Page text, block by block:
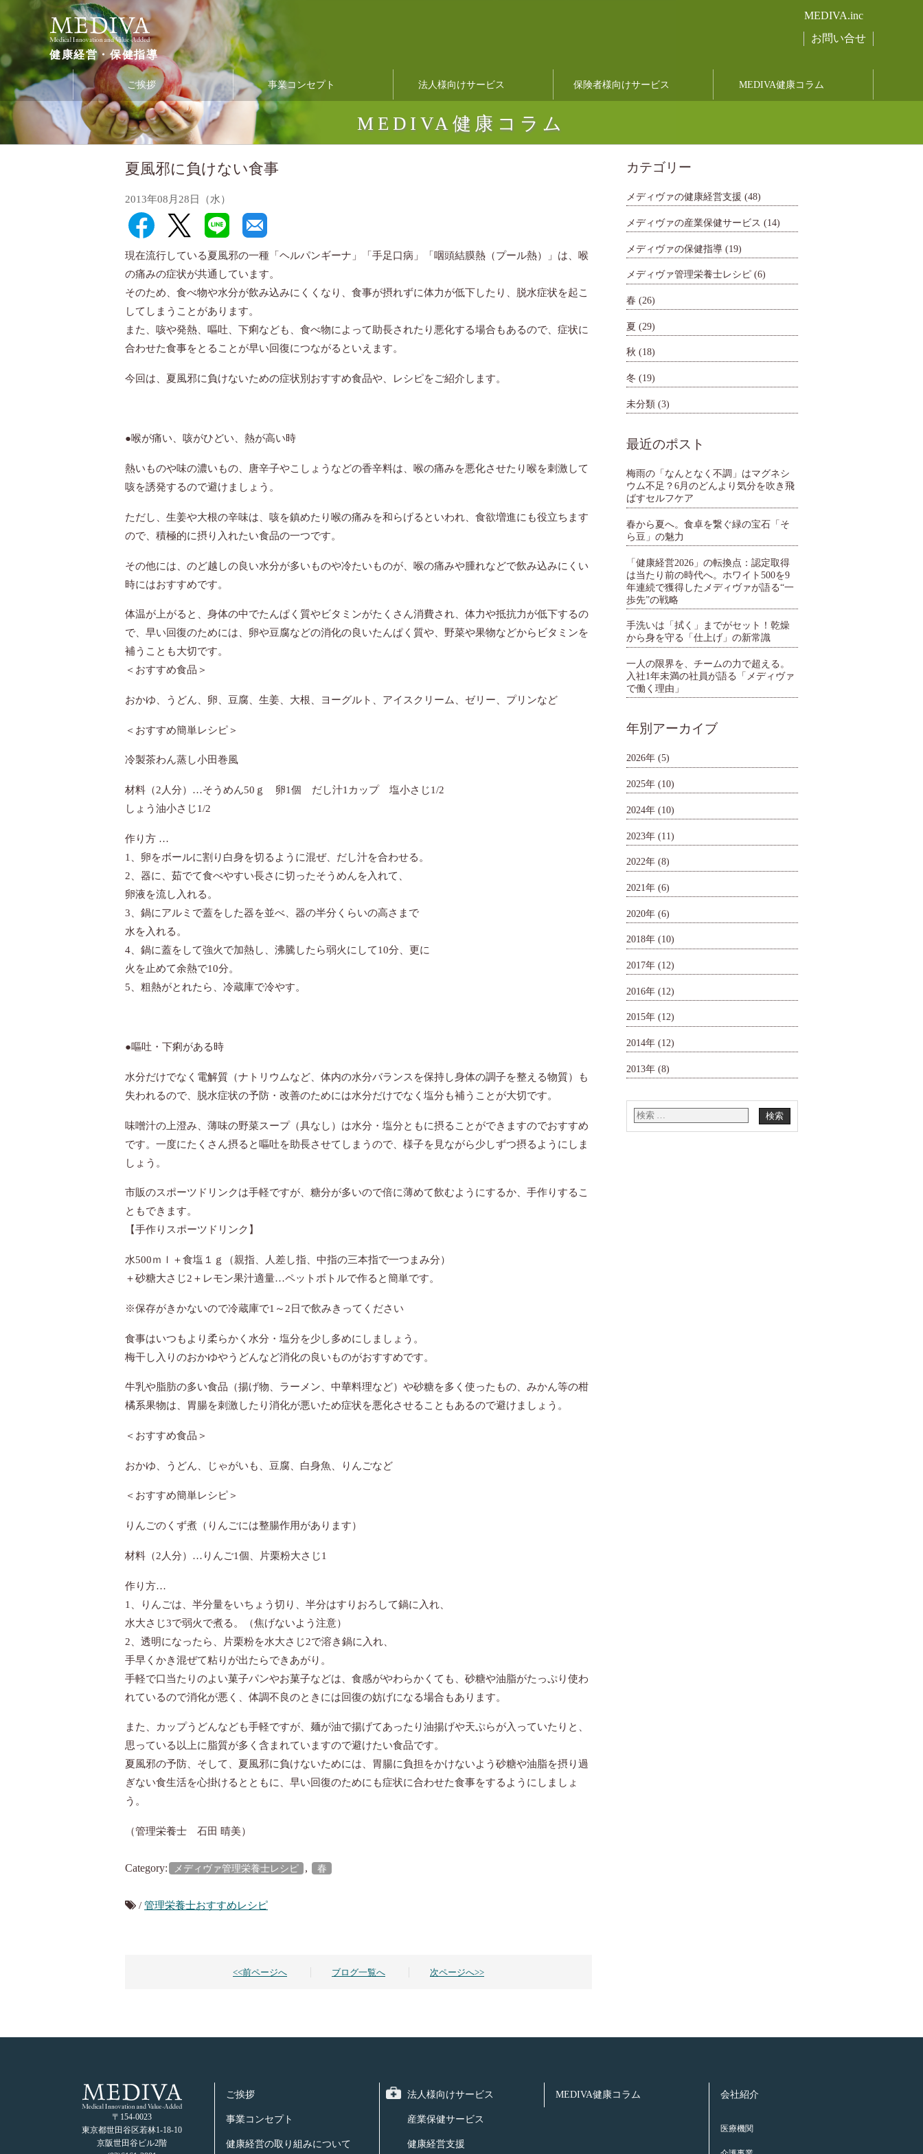
健康経営・保健指導
MEDIVA.inc
お問い合せ
ご挨拶 事業コンセプト 法人様向けサービス 保険者様向けサービス MEDIVA健康コラム
MEDIVA健康コラム
夏風邪に負けない食事
2013年08月28日（水）
現在流行している夏風邪の一種「ヘルパンギーナ」「手足口病」「咽頭結膜熱（プール熱）」は、喉
の痛みの症状が共通しています。
そのため、食べ物や水分が飲み込みにくくなり、食事が摂れずに体力が低下したり、脱水症状を起こ
してしまうことがあります。
また、咳や発熱、嘔吐、下痢なども、食べ物によって助長されたり悪化する場合もあるので、症状に
合わせた食事をとることが早い回復につながるといえます。
今回は、夏風邪に負けないための症状別おすすめ食品や、レシピをご紹介します。
●喉が痛い、咳がひどい、熱が高い時
熱いものや味の濃いもの、唐辛子やこしょうなどの香辛料は、喉の痛みを悪化させたり喉を刺激して
咳を誘発するので避けましょう。
ただし、生姜や大根の辛味は、咳を鎮めたり喉の痛みを和らげるといわれ、食欲増進にも役立ちます
ので、積極的に摂り入れたい食品の一つです。
その他には、のど越しの良い水分が多いものや冷たいものが、喉の痛みや腫れなどで飲み込みにくい
時にはおすすめです。
体温が上がると、身体の中でたんぱく質やビタミンがたくさん消費され、体力や抵抗力が低下するの
で、早い回復のためには、卵や豆腐などの消化の良いたんぱく質や、野菜や果物などからビタミンを
補うことも大切です。
＜おすすめ食品＞
おかゆ、うどん、卵、豆腐、生姜、大根、ヨーグルト、アイスクリーム、ゼリー、プリンなど
＜おすすめ簡単レシピ＞
冷製茶わん蒸し小田巻風
材料（2人分）…そうめん50ｇ 卵1個 だし汁1カップ 塩小さじ1/2
しょう油小さじ1/2
作り方 …
1、卵をボールに割り白身を切るように混ぜ、だし汁を合わせる。
2、器に、茹でて食べやすい長さに切ったそうめんを入れて、
卵液を流し入れる。
3、鍋にアルミで蓋をした器を並べ、器の半分くらいの高さまで
水を入れる。
4、鍋に蓋をして強火で加熱し、沸騰したら弱火にして10分、更に
火を止めて余熱で10分。
5、粗熱がとれたら、冷蔵庫で冷やす。
●嘔吐・下痢がある時
水分だけでなく電解質（ナトリウムなど、体内の水分バランスを保持し身体の調子を整える物質）も
失われるので、脱水症状の予防・改善のためには水分だけでなく塩分も補うことが大切です。
味噌汁の上澄み、薄味の野菜スープ（具なし）は水分・塩分ともに摂ることができますのでおすすめ
です。一度にたくさん摂ると嘔吐を助長させてしまうので、様子を見ながら少しずつ摂るようにしま
しょう。
市販のスポーツドリンクは手軽ですが、糖分が多いので倍に薄めて飲むようにするか、手作りするこ
ともできます。
【手作りスポーツドリンク】
水500ｍｌ＋食塩１ｇ（親指、人差し指、中指の三本指で一つまみ分）
＋砂糖大さじ2＋レモン果汁適量…ペットボトルで作ると簡単です。
※保存がきかないので冷蔵庫で1～2日で飲みきってください
食事はいつもより柔らかく水分・塩分を少し多めにしましょう。
梅干し入りのおかゆやうどんなど消化の良いものがおすすめです。
牛乳や脂肪の多い食品（揚げ物、ラーメン、中華料理など）や砂糖を多く使ったもの、みかん等の柑
橘系果物は、胃腸を刺激したり消化が悪いため症状を悪化させることもあるので避けましょう。
＜おすすめ食品＞
おかゆ、うどん、じゃがいも、豆腐、白身魚、りんごなど
＜おすすめ簡単レシピ＞
りんごのくず煮（りんごには整腸作用があります）
材料（2人分）…りんご1個、片栗粉大さじ1
作り方…
1、りんごは、半分量をいちょう切り、半分はすりおろして鍋に入れ、
水大さじ3で弱火で煮る。（焦げないよう注意）
2、透明になったら、片栗粉を水大さじ2で溶き鍋に入れ、
手早くかき混ぜて粘りが出たらできあがり。
手軽で口当たりのよい菓子パンやお菓子などは、食感がやわらかくても、砂糖や油脂がたっぷり使わ
れているので消化が悪く、体調不良のときには回復の妨げになる場合もあります。
また、カップうどんなども手軽ですが、麺が油で揚げてあったり油揚げや天ぷらが入っていたりと、
思っている以上に脂質が多く含まれていますので避けたい食品です。
夏風邪の予防、そして、夏風邪に負けないためには、胃腸に負担をかけないよう砂糖や油脂を摂り過
ぎない食生活を心掛けるとともに、早い回復のためにも症状に合わせた食事をするようにしましょ
う。
（管理栄養士 石田 晴美）
Category: メディヴァ管理栄養士レシピ , 春
/ 管理栄養士おすすめレシピ
<<前ページへ ブログ一覧へ 次ページへ>>
カテゴリー
メディヴァの健康経営支援 (48)
メディヴァの産業保健サービス (14)
メディヴァの保健指導 (19)
メディヴァ管理栄養士レシピ (6)
春 (26)
夏 (29)
秋 (18)
冬 (19)
未分類 (3)
最近のポスト
梅雨の「なんとなく不調」はマグネシ
ウム不足？6月のどんより気分を吹き飛
ばすセルフケア
春から夏へ。食卓を繋ぐ緑の宝石「そ
ら豆」の魅力
「健康経営2026」の転換点：認定取得
は当たり前の時代へ。ホワイト500を9
年連続で獲得したメディヴァが語る“一
歩先”の戦略
手洗いは「拭く」までがセット！乾燥
から身を守る「仕上げ」の新常識
一人の限界を、チームの力で超える。
入社1年未満の社員が語る「メディヴァ
で働く理由」
年別アーカイブ
2026年 (5)
2025年 (10)
2024年 (10)
2023年 (11)
2022年 (8)
2021年 (6)
2020年 (6)
2018年 (10)
2017年 (12)
2016年 (12)
2015年 (12)
2014年 (12)
2013年 (8)
〒154-0023
東京都世⽥⾕区若林1-18-10
京阪世⽥⾕ビル2階
ご挨拶
事業コンセプト
健康経営の取り組みについて
法人様向けサービス
産業保健サービス
健康経営支援
MEDIVA健康コラム 会社紹介
医療機関